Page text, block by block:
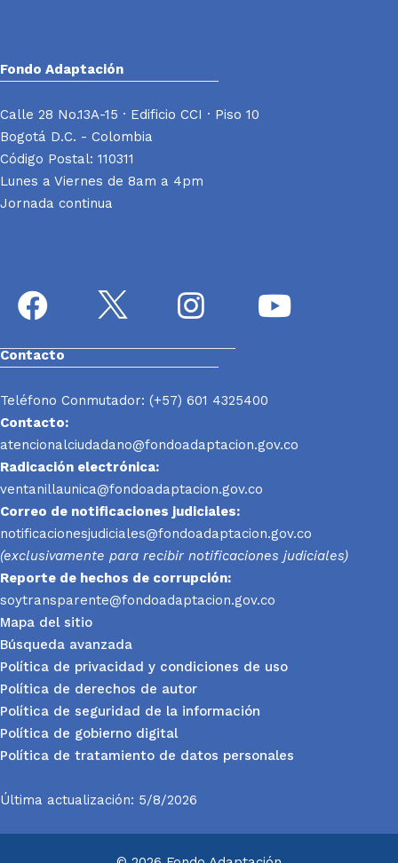
Fondo Adaptación
Calle 28 No.13A-15 · Edificio CCI · Piso 10
Bogotá D.C. - Colombia
Código Postal: 110311
Lunes a Viernes de 8am a 4pm
Jornada continua
Contacto
Teléfono Conmutador: (+57) 601 4325400
Contacto:
atencionalciudadano@fondoadaptacion.gov.co
Radicación electrónica:
ventanillaunica@fondoadaptacion.gov.co
Correo de notificaciones judiciales:
notificacionesjudiciales@fondoadaptacion.gov.co
(exclusivamente para recibir notificaciones judiciales)
Reporte de hechos de corrupción:
soytransparente@fondoadaptacion.gov.co
Mapa del sitio
Búsqueda avanzada
Política de privacidad y condiciones de uso
Política de derechos de autor
Política de seguridad de la información
Política de gobierno digital
Política de tratamiento de datos personales
Última actualización: 5/8/2026